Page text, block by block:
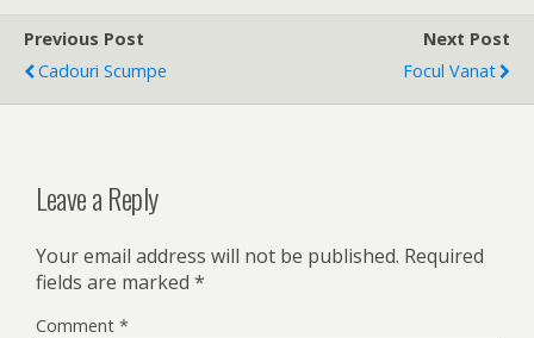
Previous Post
Cadouri Scumpe
Next Post
Focul Vanat
Leave a Reply
Your email address will not be published. Required
fields are marked *
Comment *